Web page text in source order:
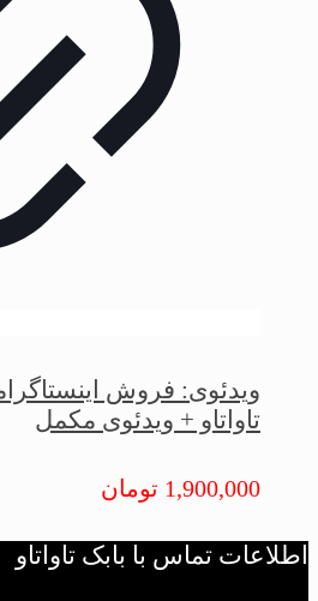
ویدئوی: فروش
تاواتاو + ویدئوی مکمل
1,900,000 تومان
اطلاعات تماس با بابک تاواتاو